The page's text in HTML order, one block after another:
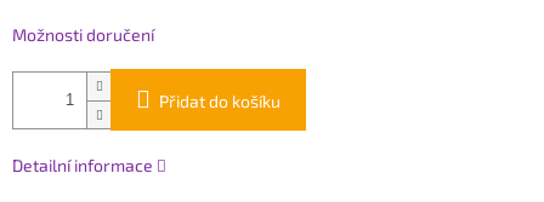
Možnosti doručení
Přidat do košíku
Detailní informace